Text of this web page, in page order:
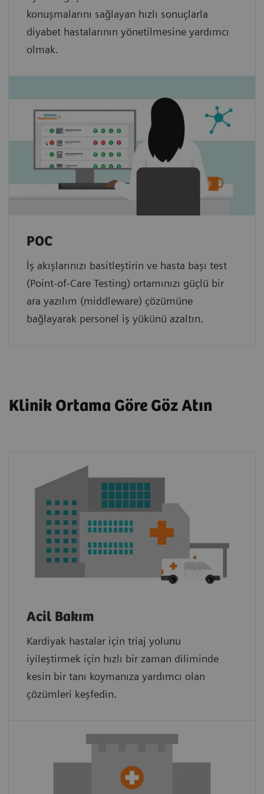
konuşmalarını sağlayan hızlı sonuçlarla
diyabet hastalarının yönetilmesine yardımcı
olmak.
POC
İş akışlarınızı basitleştirin ve hasta başı test
(Point-of-Care Testing) ortamınızı güçlü bir
ara yazılım (middleware) çözümüne
bağlayarak personel iş yükünü azaltın.
Klinik Ortama Göre Göz Atın
Acil Bakım
Kardiyak hastalar için triaj yolunu
iyileştirmek için hızlı bir zaman diliminde
kesin bir tanı koymanıza yardımcı olan
çözümleri keşfedin.